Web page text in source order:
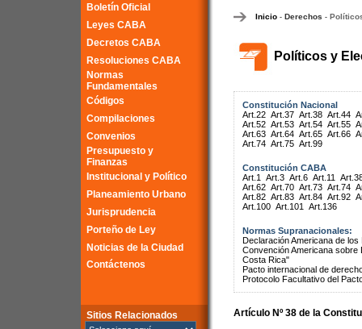
Boletín Oficial
Leyes CABA
Decretos CABA
Resoluciones CABA
Normas
Fundamentales
Códigos
Compilaciones
Convenios
Presupuesto y
Finanzas
Institucional y Político
Planeamiento Urbano
Jurisprudencia
Porteño de Ley
Noticias de la Ciudad
Contáctenos
Sitios Relacionados
Inicio- Derechos -
Políticos y
Constitución Nacional
Art.22 Art.37 Art.38 Art.44
Art.52 Art.53 Art.54 Art.55
Art.63 Art.64 Art.65 Art.66
Art.74 Art.75 Art.99
Constitución CABA
Art.1
Art.3 Art.6 Art.11
Art.62 Art.70 Art.73 Art.74
Art.82 Art.83 Art.84 Art.92
Art.100 Art.101 Art.136
Normas Supranacionales:
Declaración Americana de
Convención Americana
Costa Rica"
Pacto internacional de
Protocolo Facultativo del
Artículo Nº 38 de la